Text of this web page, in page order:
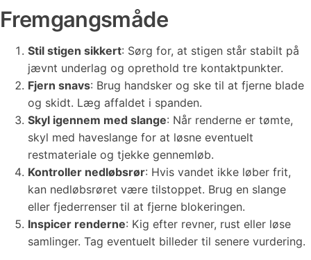
Fremgangsmåde
Stil stigen sikkert: Sørg for, at stigen står stabilt på
jævnt underlag og oprethold tre kontaktpunkter.
Fjern snavs: Brug handsker og ske til at fjerne blade
og skidt. Læg affaldet i spanden.
Skyl igennem med slange: Når renderne er tømte,
skyl med haveslange for at løsne eventuelt
restmateriale og tjekke gennemløb.
Kontroller nedløbsrør: Hvis vandet ikke løber frit,
kan nedløbsrøret være tilstoppet. Brug en slange
eller fjederrenser til at fjerne blokeringen.
Inspicer renderne: Kig efter revner, rust eller løse
samlinger. Tag eventuelt billeder til senere vurdering.